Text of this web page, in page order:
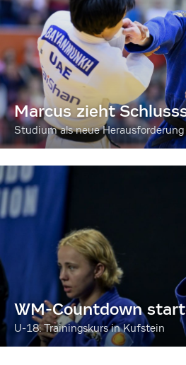
Marcus zieht
Studium als neue Herausforderung
WM-Countdown
U-18: Trainingskurs in Kufstein